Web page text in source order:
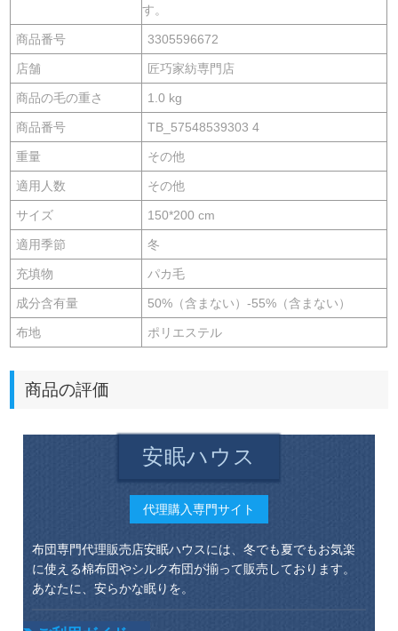
す。
商品番号 3305596672
店舗 匠巧家紡専門店
商品の毛の重さ 1.0 kg
商品番号 TB_57548539303 4
重量 その他
適用人数 その他
サイズ 150*200 cm
適用季節 冬
充填物 パカ毛
成分含有量 50%（含まない）-55%（含まない）
布地 ポリエステル
商品の評価
安眠ハウス
代理購入専門サイト
布団専門代理販売店安眠ハウスには、冬でも夏でもお気楽
に使える棉布団やシルク布団が揃って販売しております。
あなたに、安らかな眠りを。